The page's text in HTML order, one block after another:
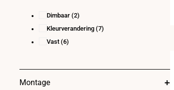
Dimbaar (2)
Kleurverandering (7)
Vast (6)
Montage